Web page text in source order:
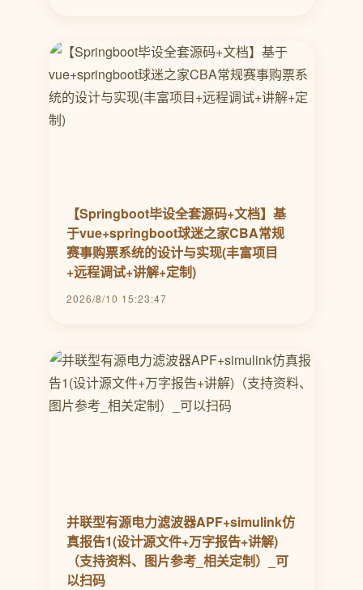
【Springboot毕设全套源码+文档】基
于vue+springboot球迷之家CBA常规
赛事购票系统的设计与实现(丰富项目
+远程调试+讲解+定制)
2026/8/10 15:23:47
并联型有源电力滤波器APF+simulink仿
真报告1(设计源文件+万字报告+讲解)
（支持资料、图片参考_相关定制）_可
以扫码